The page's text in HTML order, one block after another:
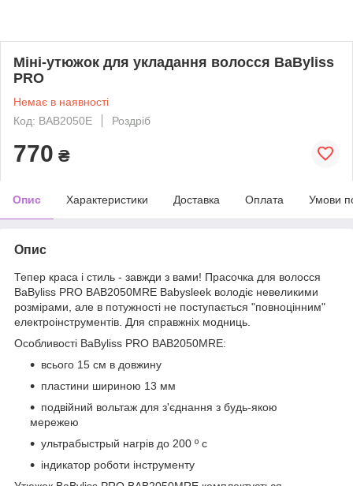
Міні-утюжок для укладання волосся BaByliss
PRO
Немає в наявності
Код: BAB2050E
Роздріб
770 ₴
Опис Характеристики Доставка Оплата Умови
Опис
Тепер краса і стиль - завжди з вами! Прасочка для волосся
BaByliss PRO BAB2050MRE Babysleek володіє невеликими
розмірами, але в потужності не поступається "повноцінним"
електроінструментів. Для справжніх модниць.
Особливості BaByliss PRO BAB2050MRE:
всього 15 см в довжину
пластини шириною 13 мм
подвійний вольтаж для з'єднання з будь-якою
мережею
ультрабыстрый нагрів до 200 º с
індикатор роботи інструменту